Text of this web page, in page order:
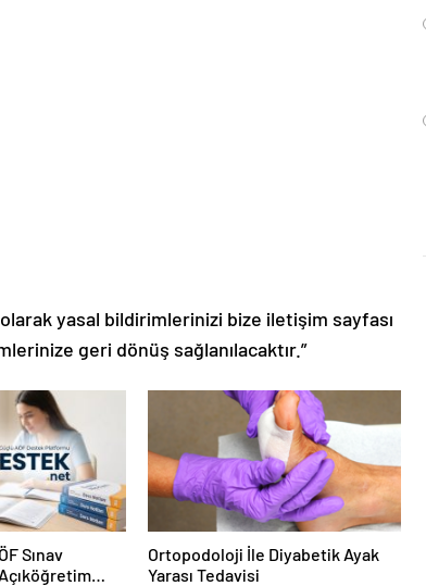
yasal bildirimlerinizi bize iletişim sayfası
geri dönüş sağlanılacaktır.”
Sınav
Ortopodoloji İle Diyabetik Ayak
Yarası Tedavisi